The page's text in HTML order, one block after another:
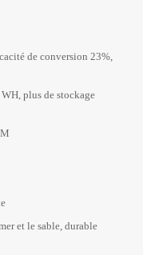
de conversion 23%,
plus de stockage
et le sable, durable